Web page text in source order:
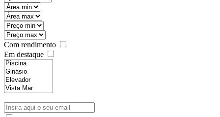
Com rendimento
Em destaque